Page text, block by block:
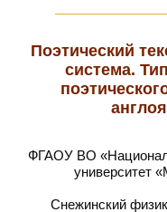
Поэтический
система.
ФГАОУ ВО
университет
Снежинский